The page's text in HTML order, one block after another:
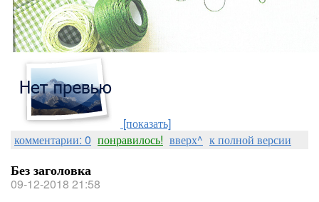
[показать]
комментарии: 0 понравилось! вверх^ к полной версии
Без заголовка
09-12-2018 21:58